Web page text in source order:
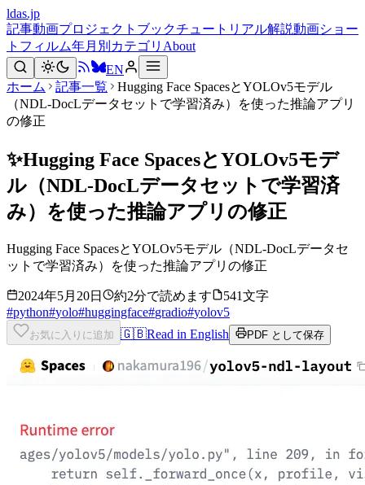
ldas.jp
記事動画プロジェクト ブックチュートリアル解説動画ショー
トフィルム年月別 カテゴリ About
EN
ホーム
記事一覧
Hugging Face SpacesとYOLOv5モデル
（NDL-DocLデータセットで学習済み）を使った推論アプリ
の修正
✨Hugging Face SpacesとYOLOv5モデ
ル（NDL-DocLデータセットで学習済
み）を使った推論アプリの修正
Hugging Face SpacesとYOLOv5モデル（NDL-DocLデータセ
ットで学習済み）を使った推論アプリの修正
2024年5月20日 約2分で読めます
541文字
#python#yolo#huggingface#gradio#yolov5
お気に入りに追加 🇬🇧Read in English PDF として保存